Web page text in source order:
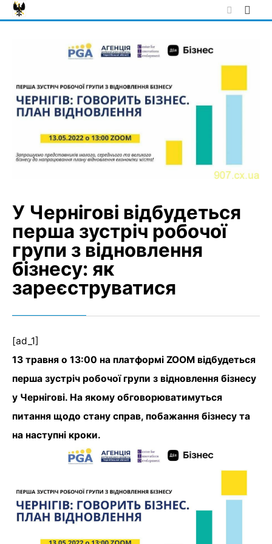
Skip
to
У Чернігові відбудеться
перша зустріч робочої
групи з відновлення
бізнесу: як
зареєструватися
[ad_1]
13 травня о 13:00 на платформі ZOOM відбудеться
перша зустріч робочої групи з відновлення бізнесу
у Чернігові. На якому обговорюватимуться
питання щодо стану справ, побажання бізнесу та
на наступні кроки.